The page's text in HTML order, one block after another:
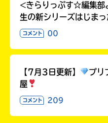
<きらりっぷす☆編集部
生の新シリーズはじまっ
コメント 00
【7月3日更新】 プリ
屋
コメント 209